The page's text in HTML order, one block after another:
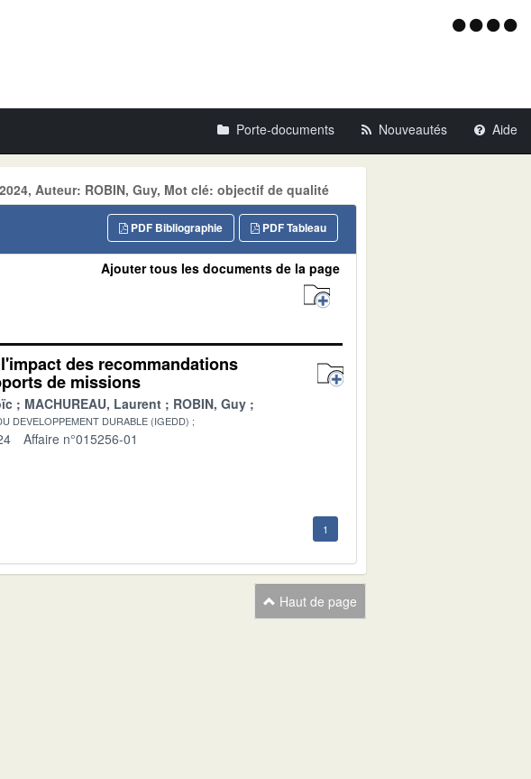
Menu
Porte-documents Nouveautés Aide
Auteur: ROBIN, Guy, Mot clé: objectif de qualité
PDF Tableau
PDF Bibliographie
Ajouter tous les documents de la page
des recommandations
de missions
MACHUREAU, Laurent ROBIN, Guy
DEVELOPPEMENT DURABLE (IGEDD)
Affaire n°015256-01
1
Haut de page